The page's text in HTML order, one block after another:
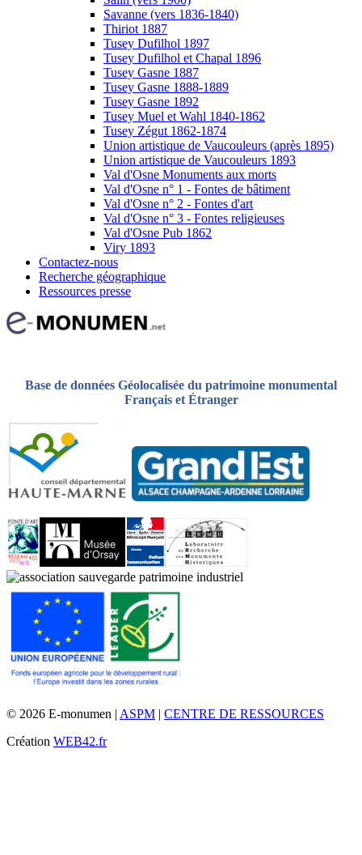
Savanne (vers 1836-1840)
Thiriot 1887
Tusey Dufilhol 1897
Tusey Dufilhol et Chapal 1896
Tusey Gasne 1887
Tusey Gasne 1888-1889
Tusey Gasne 1892
Tusey Muel et Wahl 1840-1862
Tusey Zégut 1862-1874
Union artistique de Vaucouleurs (après 1895)
Union artistique de Vaucouleurs 1893
Val d'Osne Monuments aux morts
Val d'Osne n° 1 - Fontes de bâtiment
Val d'Osne n° 2 - Fontes d'art
Val d'Osne n° 3 - Fontes religieuses
Val d'Osne Pub 1862
Viry 1893
Contactez-nous
Recherche géographique
Ressources presse
Base de données Géolocalisée du patrimoine monumental
Français et Étranger
© 2026 E-monumen | ASPM | CENTRE DE RESSOURCES
Création WEB42.fr